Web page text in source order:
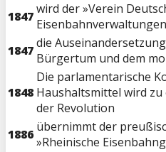
1847wird der »Verein
1847die
Bürgertum und dem
1848
Die parlamentarische
Haushaltsmittel wird
der Revolution
1886 übernimmt der
»Rheinische